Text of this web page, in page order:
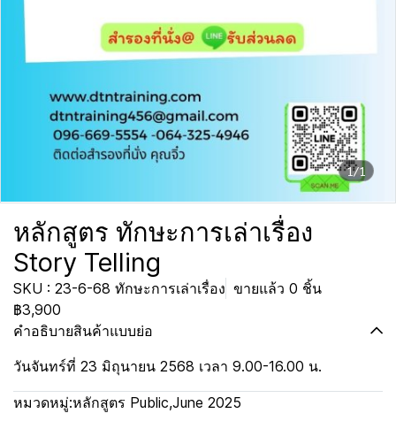
1/1
หลักสูตร ทักษะการเล่าเรื่อง
Story Telling
SKU : 23-6-68 ทักษะการเล่าเรื่อง ขายแล้ว 0 ชิ้น
฿3,900
คำอธิบายสินค้าแบบย่อ
วันจันทร์ที่ 23 มิถุนายน 2568 เวลา 9.00-16.00 น.
หมวดหมู่:หลักสูตร Public,June 2025